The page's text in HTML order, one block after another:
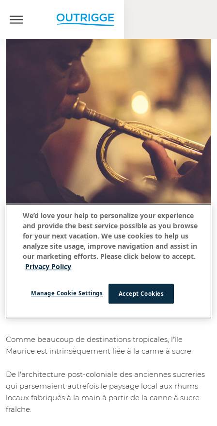
Retour à toutes les histoires
Mauritius Vibes : Jazz créole
Comme beaucoup de destinations tropicales, l'île
Maurice est intrinsèquement liée à la canne à sucre.
De l'architecture post-coloniale des anciennes sucreries
qui parsemaient autrefois le paysage local aux rhums
locaux fabriqués à la main à partir de la canne à sucre
fraîche.
We’d love your help to personalize your experience
and provide the best service possible as you browse
for your next vacation. We use cookies to help us
analyze site usage, improve navigation and assist in
our marketing efforts. Please click below to accept.
Privacy Policy
Accept Cookies
Manage Cookie Settings